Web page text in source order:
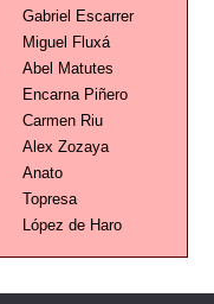
Gabriel Escarrer
Miguel Fluxá
Abel Matutes
Encarna Piñero
Carmen Riu
Alex Zozaya
Anato
Topresa
López de Haro